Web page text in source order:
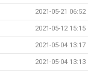
2021-05-21 06:52
2021-05-12 15:15
2021-05-04 13:17
2021-05-04 13:13